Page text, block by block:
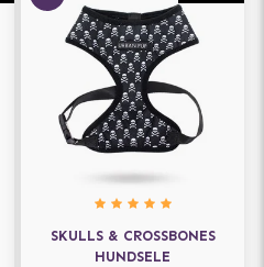
SKULLS & CROSSBONES
HUNDSELE